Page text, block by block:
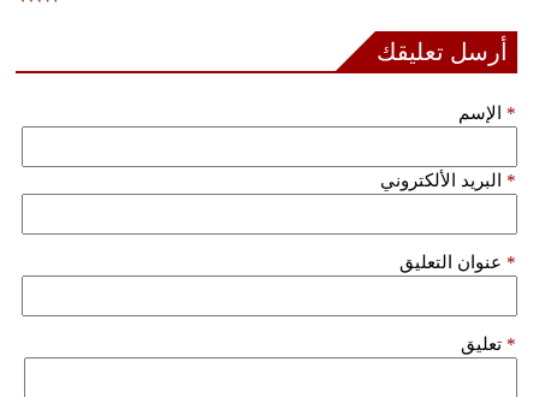
أرسل تعليقك
الإسم *
البريد الألكتروني *
عنوان التعليق *
تعليق *